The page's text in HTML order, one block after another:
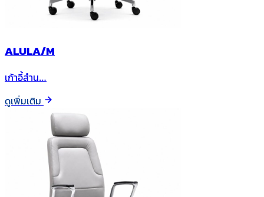
ALULA/M
เก้าอี้สำน…
ดูเพิ่มเติม